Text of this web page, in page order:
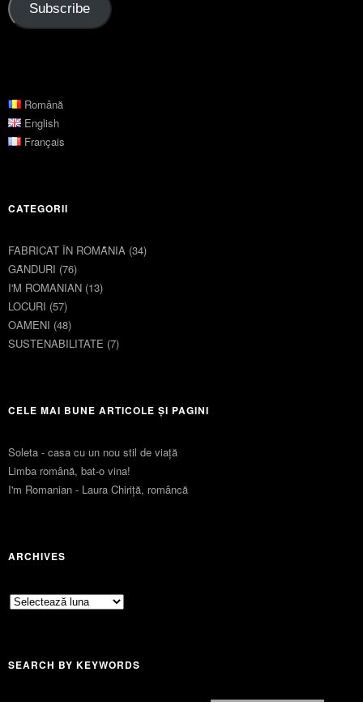
Subscribe
Română
English
Français
CATEGORII
FABRICAT ÎN ROMȂNIA (34)
GȂNDURI (76)
I'M ROMANIAN (13)
LOCURI (57)
OAMENI (48)
SUSTENABILITATE (7)
CELE MAI BUNE ARTICOLE ȘI PAGINI
Soleta - casa cu un nou stil de viaţă
Limba română, bat-o vina!
I'm Romanian - Laura Chiriță, româncă
ARCHIVES
Archives
SEARCH BY KEYWORDS